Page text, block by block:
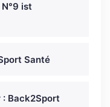
ist
Santé
: Back2Sport